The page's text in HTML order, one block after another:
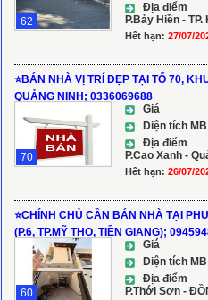
62
Địa điểm
P.Bảy Hiền -
Hết hạn: 27/07/
⭐️BÁN NHÀ VỊ TRÍ ĐẸP TẠI TỔ 70,
QUẢNG NINH; 0336069688
70
Giá
Diện tích MB
Địa điểm
P.Cao Xanh -
Hết hạn: 26/07/
⭐️CHÍNH CHỦ CẦN BÁN NHÀ TẠI
(P.6, TP.MỸ THO, TIỀN GIANG);
60
Giá
Diện tích MB
Địa điểm
P.Thới Sơn -